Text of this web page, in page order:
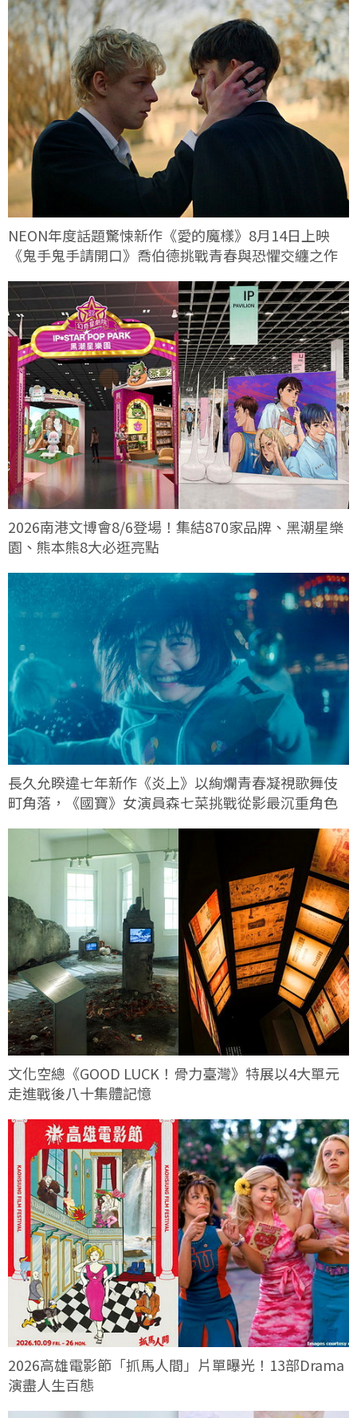
NEON年度話題驚悚新作《愛的魔樣》8月14日上映
《鬼手鬼手請開口》喬伯德挑戰青春與恐懼交纏之作
2026南港文博會8/6登場！集結870家品牌、黑潮星樂
園、熊本熊8大必逛亮點
長久允睽違七年新作《炎上》以絢爛青春凝視歌舞伎
町角落，《國寶》女演員森七菜挑戰從影最沉重角色
文化空總《GOOD LUCK！骨力臺灣》特展以4大單元
走進戰後八十集體記憶
2026高雄電影節「抓馬人間」片單曝光！13部Drama
演盡人生百態